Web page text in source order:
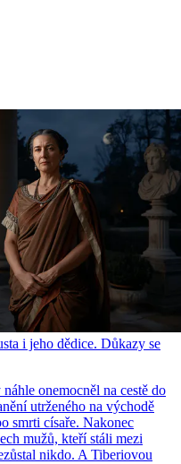
i jeho dědice. Důkazy se
onemocněl na cestě do
utrženého na východě
smrti císaře. Nakonec
mužů, kteří stáli mezi
nikdo. A Tiberiovou